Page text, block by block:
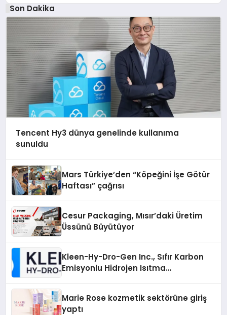
Son Dakika
Tencent Hy3 dünya genelinde kullanıma
sunuldu
Mars Türkiye’den “Köpeğini İşe Götür
Haftası” çağrısı
Cesur Packaging, Mısır’daki Üretim
Üssünü Büyütüyor
Kleen-Hy-Dro-Gen Inc., Sıfır Karbon
Emisyonlu Hidrojen Isıtma
Marie Rose kozmetik sektörüne giriş
yaptı